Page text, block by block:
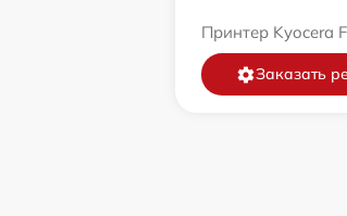
Принтер Kyocera
Заказать